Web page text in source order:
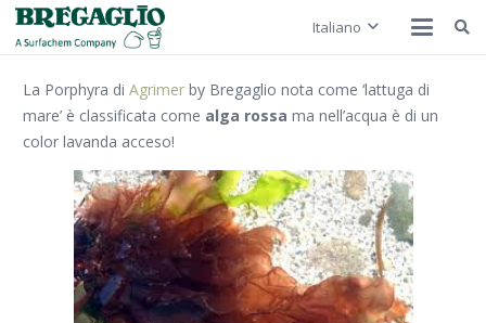
Italiano
La Porphyra di Agrimer by Bregaglio nota come ‘lattuga di
mare’ è classificata come alga rossa ma nell’acqua è di un
color lavanda acceso!